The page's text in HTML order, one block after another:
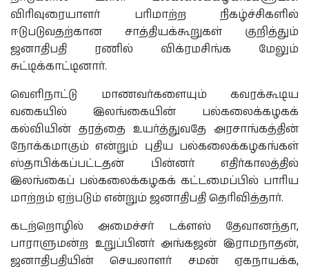
விரிவுரையாளர் பரிமாற்ற நிகழ்ச்சிகளில்
ஈடுபடுவதற்கான சாத்தியக்கூறுகள் குறித்தும்
ஜனாதிபதி ரணில் விக்ரமசிங்க மேலும்
சுட்டிக்காட்டினார்.
வெளிநாட்டு மாணவர்களையும் கவரக்கூடிய
வகையில் இலங்கையின் பல்கலைக்கழகக்
கல்வியின் தரத்தை உயர்த்துவதே அரசாங்கத்தின்
நோக்கமாகும் என்றும் புதிய பல்கலைக்கழகங்கள்
ஸ்தாபிக்கப்பட்டதன் பின்னர் எதிர்காலத்தில்
இலங்கைப் பல்கலைக்கழகக் கட்டமைப்பில் பாரிய
மாற்றம் ஏற்படும் என்றும் ஜனாதிபதி தெரிவித்தார்.
கடற்றொழில் அமைச்சர் டக்ளஸ் தேவானந்தா,
பாராளுமன்ற உறுப்பினர் அங்கஜன் இராமநாதன்,
ஜனாதிபதியின் செயலாளர் சமன் ஏகநாயக்க,